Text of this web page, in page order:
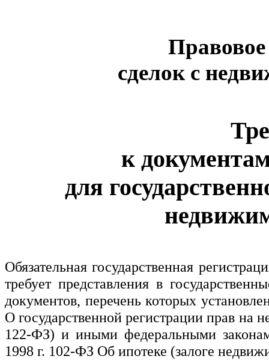
Правовое
сделок с
к
для
Обязательная государственная
требует представления в
документов, перечень которых
О государственной регистрации прав на
122-ФЗ) и иными федеральными
1998 г. 102-ФЗ Об ипотеке (залоге